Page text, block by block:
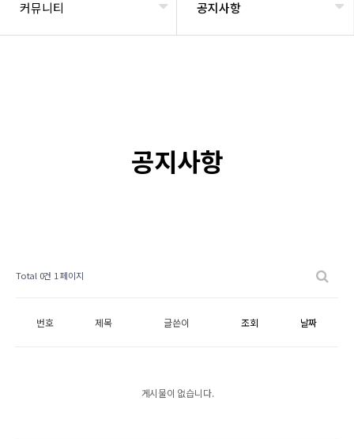
커뮤니티 공지사항
공지사항
Total 0건 1 페이지
번호 제목 글쓴이 조회 날짜
게시물이 없습니다.